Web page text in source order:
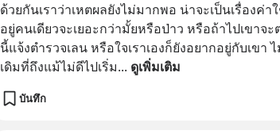
ด้วยกันเราว่าเหตผลยังไม่มากพอ น่าจะเป็นเรื่องค่า
อยู่คนเดียวจะเยอะกว่ามั้ยหรือป่าว หรือถ้าไปเขาจ
นี้แจ้งตำรวจเลน หรือใจเราเองก็ยังอยากอยู่กับเขา
เดิมที่ถึงแม้ไม่ดีไปเริ่ม... ดูเพิ่มเติม
บันทึก